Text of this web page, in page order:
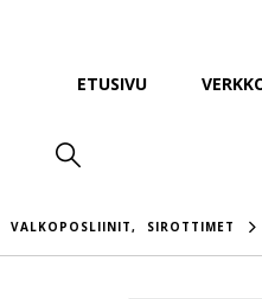
ETUSIVU
VALKOPOSLIINIT, SIROTTIMET